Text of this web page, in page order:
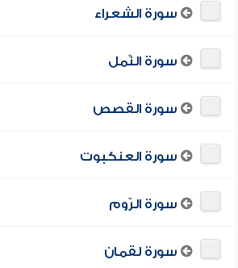
سورة الشعراء
سورة النّمل
سورة القصص
سورة العنكبوت
سورة الرّوم
سورة لقمان